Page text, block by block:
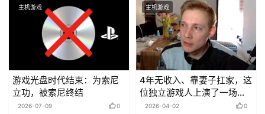
主机游戏
游戏光盘时代结束：为索尼
立功，被索尼终结
2026-07-09 0
主机游戏
4年无收入、靠妻子扛家，这
位独立游戏人上演了一场成
人童话
2026-04-02 0